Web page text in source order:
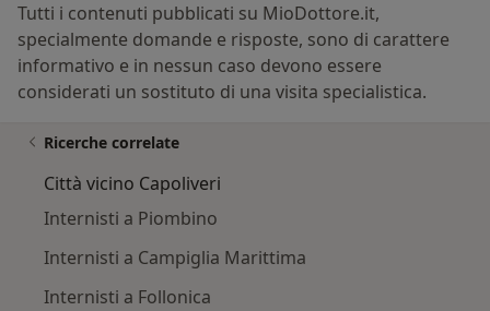
Tutti i contenuti pubblicati su MioDottore.it,
specialmente domande e risposte, sono di carattere
informativo e in nessun caso devono essere
considerati un sostituto di una visita specialistica.
Ricerche correlate
Città vicino Capoliveri
Internisti a Piombino
Internisti a Campiglia Marittima
Internisti a Follonica